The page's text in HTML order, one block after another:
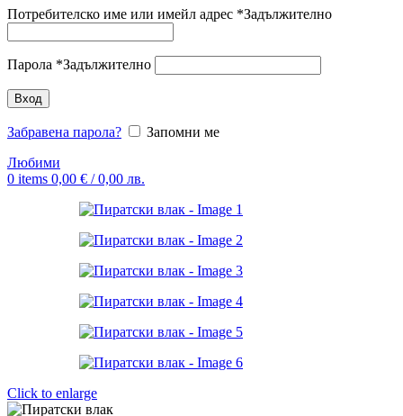
Потребителско име или имейл адрес *Задължително
Парола *Задължително
Вход
Забравена парола?
Запомни ме
Любими
0 items 0,00 € / 0,00 лв.
Click to enlarge